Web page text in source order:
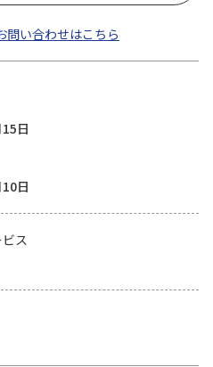
問い合わせはこちら
日
日
ビス